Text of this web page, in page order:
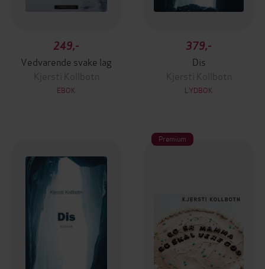
249,-
Vedvarende svake lag
Kjersti Kollbotn
EBOK
379,-
Dis
Kjersti Kollbotn
LYDBOK
Premium